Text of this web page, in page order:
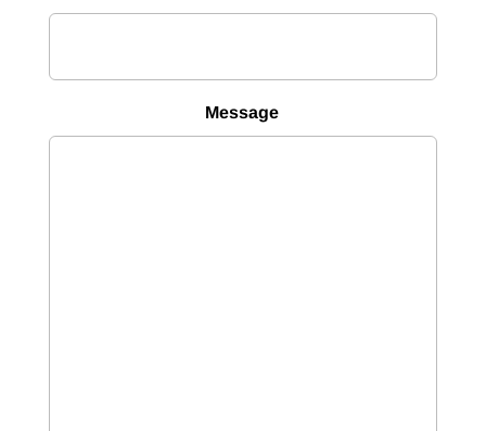
Message